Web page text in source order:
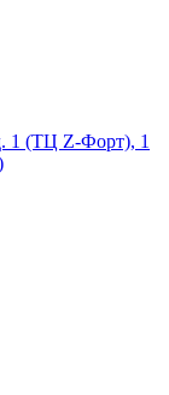
1 (ТЦ Z-Форт), 1